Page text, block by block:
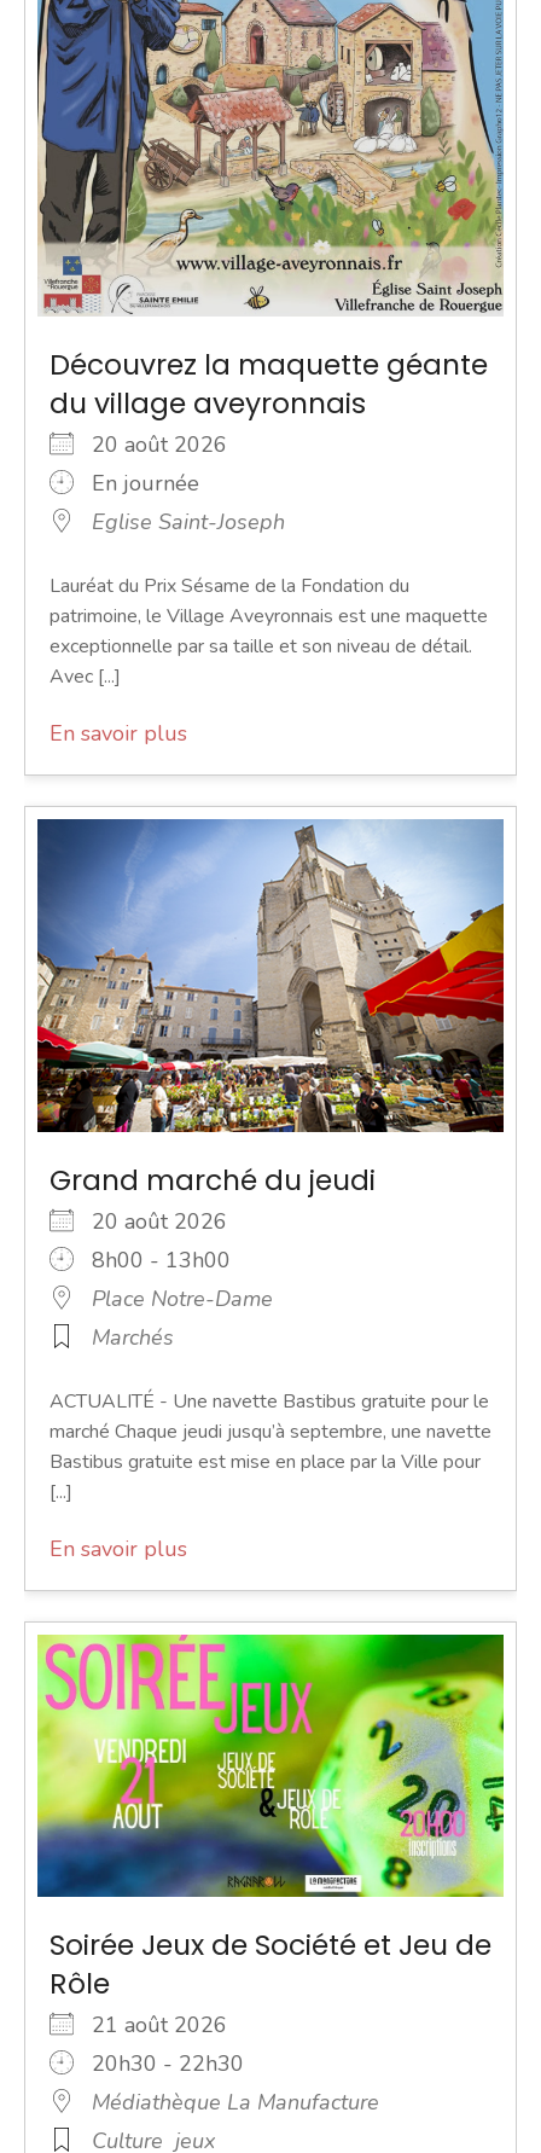
Découvrez la maquette géante
du village aveyronnais
20 août 2026
En journée
Eglise Saint-Joseph
Lauréat du Prix Sésame de la Fondation du
patrimoine, le Village Aveyronnais est une maquette
exceptionnelle par sa taille et son niveau de détail.
Avec [...]
En savoir plus
Grand marché du jeudi
20 août 2026
8h00 - 13h00
Place Notre-Dame
Marchés
ACTUALITÉ - Une navette Bastibus gratuite pour le
marché Chaque jeudi jusqu’à septembre, une navette
Bastibus gratuite est mise en place par la Ville pour
[...]
En savoir plus
Soirée Jeux de Société et Jeu de
Rôle
21 août 2026
20h30 - 22h30
Médiathèque La Manufacture
Culture jeux